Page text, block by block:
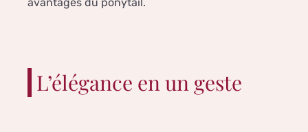
L’élégance en un geste